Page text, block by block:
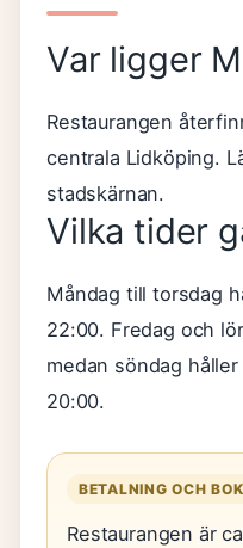
Var ligger
Restaurangen
centrala Lidköping.
stadskärnan.
Vilka tider
Måndag till torsdag
22:00. Fredag och
medan söndag
20:00.
BETALNING OCH
Restaurangen är